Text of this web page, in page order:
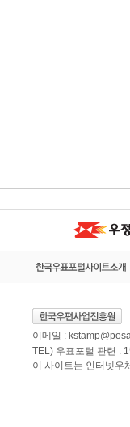
이메일 :
TEL) 우표포털 관련 :
이 사이트는 인터넷우